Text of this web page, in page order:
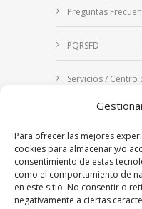
Para ofrecer las mejores
cookies para almacenar y/o
consentimiento de estas
como el comportamiento de
en este sitio. No consentir o
negativamente a ciertas
Preguntas
PQRSFD
Servicios / Centro
Correo Institucional
Notificaciones